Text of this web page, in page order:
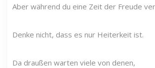
Aber während du eine Zeit der Freude
Denke nicht, dass es nur Heiterkeit ist.
Da draußen warten viele von denen,